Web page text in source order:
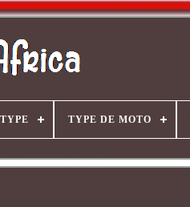
TYPE TYPE DE MOTO